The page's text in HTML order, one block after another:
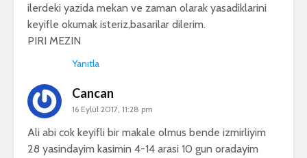
ilerdeki yazida mekan ve zaman olarak yasadiklarini
keyifle okumak isteriz,basarilar dilerim.
PIRI MEZIN
Yanıtla
Cancan
16 Eylül 2017, 11:28 pm
Ali abi cok keyifli bir makale olmus bende izmirliyim
28 yasindayim kasimin 4-14 arasi 10 gun oradayim